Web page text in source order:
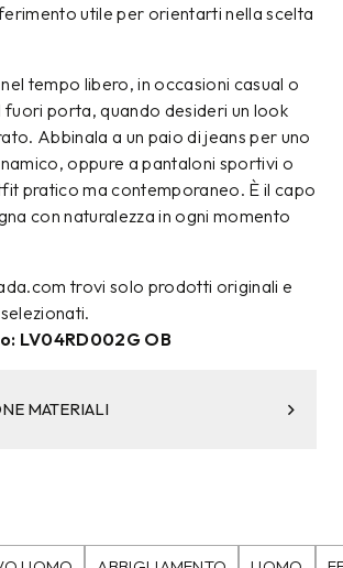
utile per orientarti nella scelta
tempo libero, in occasioni casual o
fuori porta, quando desideri un look
Abbinala a un paio di jeans per uno
oppure a pantaloni sportivi o
pratico ma contemporaneo. È il capo
con naturalezza in ogni momento
trovi solo prodotti originali e
LV04RD002G OB
MATERIALI